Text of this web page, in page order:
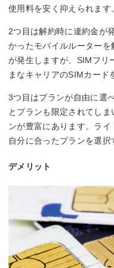
使用料を安く抑えられます
2つ目は解約時に違約金が
かったモバイルルーター
が発生しますが、SIMフリ
まなキャリアのSIMカード
3つ目はプランが自由に選
とプランも限定されてし
ンが豊富にあります。ライ
自分に合ったプランを選択
デメリット